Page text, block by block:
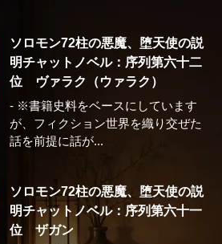
ソロモン72柱の悪魔、堕天使の説
明チャットノベル：序列第六十二
位 ヴァラク（ウァラク）
- ※書籍史料をベースにしています
が、フィクション世界を織り交ぜた
話を前提に話が...
ソロモン72柱の悪魔、堕天使の説
明チャットノベル：序列第六十一
位 ザガン